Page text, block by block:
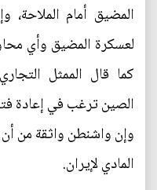
المضيق أمام
لعسكرة المضيق وأي
كما قال الممثل
الصين ترغب في إعادة
وإن واشنطن واثقة من
المادي لإيران.